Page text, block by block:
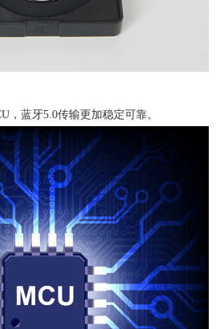
，蓝牙5.0传输更加稳定可靠。